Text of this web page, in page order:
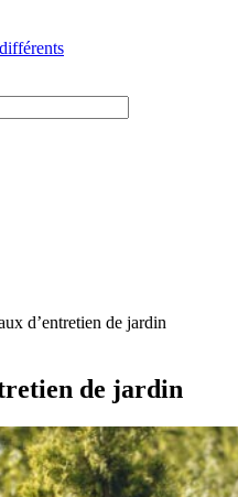
d’entretien de jardin
de jardin